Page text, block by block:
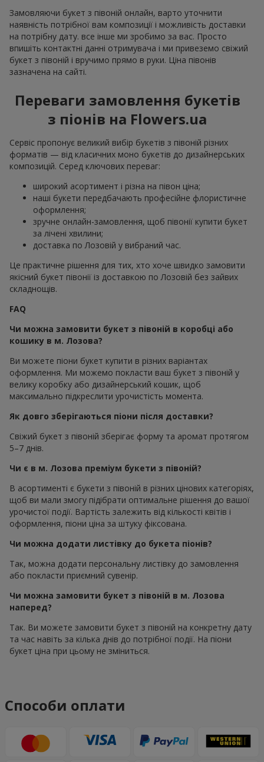
Замовляючи букет з півоній онлайн, варто уточнити
наявність потрібної вам композиції і можливість доставки
на потрібну дату. все інше ми зробимо за вас. Просто
впишіть контактні данні отримувача і ми привеземо свіжий
букет з півоній і вручимо прямо в руки. Ціна півонів
зазначена на сайті.
Переваги замовлення букетів
з піонів на Flowers.ua
Сервіс пропонує великий вибір букетів з півоній різних
форматів — від класичних моно букетів до дизайнерських
композицій. Серед ключових переваг:
широкий асортимент і різна на півон ціна;
наші букети передбачають професійне флористичне
оформлення;
зручне онлайн-замовлення, щоб півонії купити букет
за лічені хвилини;
доставка по Лозовій у вибраний час.
Це практичне рішення для тих, хто хоче швидко замовити
якісний букет півонії із доставкою по Лозовій без зайвих
складнощів.
FAQ
Чи можна замовити букет з півоній в коробці або
кошику в м. Лозова?
Ви можете піони букет купити в різних варіантах
оформлення. Ми можемо покласти ваш букет з півоній у
велику коробку або дизайнерський кошик, щоб
максимально підкреслити урочистість момента.
Як довго зберігаються піони після доставки?
Свіжий букет з півоній зберігає форму та аромат протягом
5–7 днів.
Чи є в м. Лозова преміум букети з півоній?
В асортименті є букети з півоній в різних цінових категоріях,
щоб ви мали змогу підібрати оптимальне рішення до вашої
урочистої події. Вартість залежить від кількості квітів і
оформлення, піони ціна за штуку фіксована.
Чи можна додати листівку до букета піонів?
Так, можна додати персональну листівку до замовлення
або покласти приємний сувенір.
Чи можна замовити букет з півоній в м. Лозова
наперед?
Так. Ви можете замовити букет з півоній на конкретну дату
та час навіть за кілька днів до потрібної події. На піони
букет ціна при цьому не зміниться.
Способи оплати